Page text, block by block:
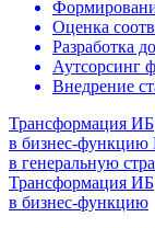
Оценка
Разработка
Аутсорсинг
Внедрение
Трансформация ИБ
в бизнес-функцию
в генеральную
Трансформация ИБ
в бизнес-функцию